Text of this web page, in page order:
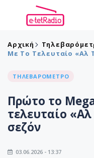
Αρχική
Με Το Τελευταίο «Αλ
ΤΗΛΕΒΑΡΟΜΕΤΡΟ
Πρώτο το
τελευταίο
σεζόν
03.06.2026 - 13:37